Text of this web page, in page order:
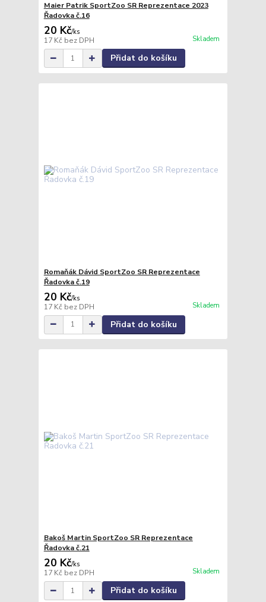
Maier Patrik SportZoo SR Reprezentace 2023
Řadovka č.16
20 Kč/ks
17 Kč bez DPH Skladem
Přidat do košíku
Romaňák Dávid SportZoo SR Reprezentace
Řadovka č.19
20 Kč/ks
17 Kč bez DPH Skladem
Přidat do košíku
Bakoš Martin SportZoo SR Reprezentace
Řadovka č.21
20 Kč/ks
17 Kč bez DPH Skladem
Přidat do košíku